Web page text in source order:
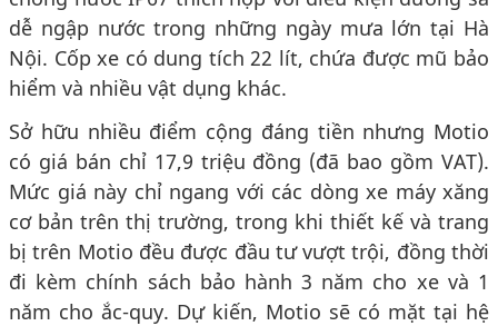
dễ ngập nước trong những ngày mưa lớn tại Hà
Nội. Cốp xe có dung tích 22 lít, chứa được mũ bảo
hiểm và nhiều vật dụng khác.
Sở hữu nhiều điểm cộng đáng tiền nhưng Motio
có giá bán chỉ 17,9 triệu đồng (đã bao gồm VAT).
Mức giá này chỉ ngang với các dòng xe máy xăng
cơ bản trên thị trường, trong khi thiết kế và trang
bị trên Motio đều được đầu tư vượt trội, đồng thời
đi kèm chính sách bảo hành 3 năm cho xe và 1
năm cho ắc-quy. Dự kiến, Motio sẽ có mặt tại hệ